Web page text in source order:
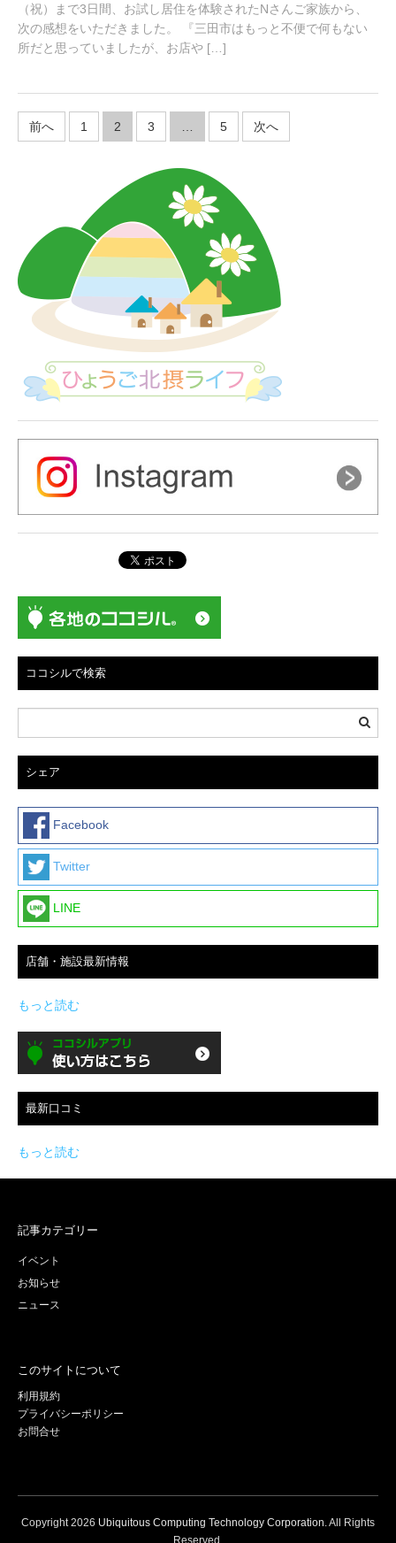
0
,
2
（祝）まで3日間、お試し居住を体験されたNさんご家族から、
次の感想をいただきました。 『三田市はもっと不便で何もない
所だと思っていましたが、お店や […]
投
稿
ジ
送
り
前へ 1 2 3 … 5 次へ
ココシルで検索
シェア
Facebook
Twitter
LINE
店舗・施設最新情報
もっと読む
最新口コミ
もっと読む
記事カテゴリー
イベント
お知らせ
ニュース
このサイトについて
利用規約
プライバシーポリシー
お問合せ
Copyright2026 Ubiquitous Computing Technology Corporation . All Rights
Reserved.